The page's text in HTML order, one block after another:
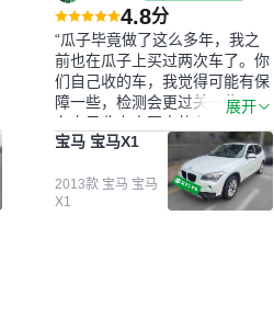
4.8分
“瓜子毕竟做了这么多年，我之
前也在瓜子上买过两次车了。你
们自己收的车，我觉得可能有保
障一些，检测会更过关一些。平
台自己收上来再卖的车，应该更
可靠。我买的是宝马X1，主要看
中它的价格和公里数比较合适。
另外，瓜子承诺无火烧、无事
故、无泡水、无调表，在平台自
展开
宝马 宝马X1
2013款 宝马 宝马
X1